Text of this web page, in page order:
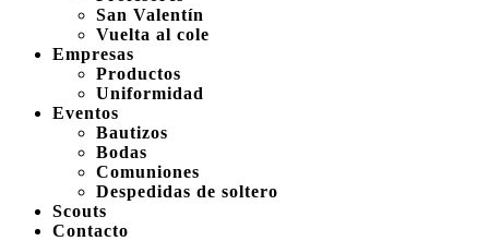
San Valentín
Vuelta al cole
Empresas
Productos
Uniformidad
Eventos
Bautizos
Bodas
Comuniones
Despedidas de soltero
Scouts
Contacto